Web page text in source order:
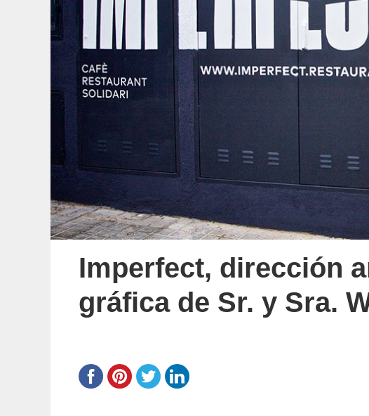
Imperfect, dirección
gráfica de Sr. y Sra.